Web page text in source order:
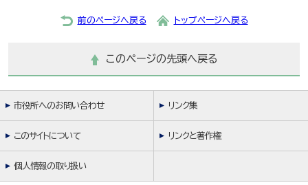
前のページへ戻る トップページへ戻る
このページの先頭へ戻る
市役所へのお問い合わせ リンク集
このサイトについて リンクと著作権
個人情報の取り扱い